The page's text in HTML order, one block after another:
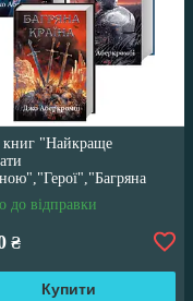
книг "Найкраще
Джо Аберкромбі
до відправки
₴
Купити